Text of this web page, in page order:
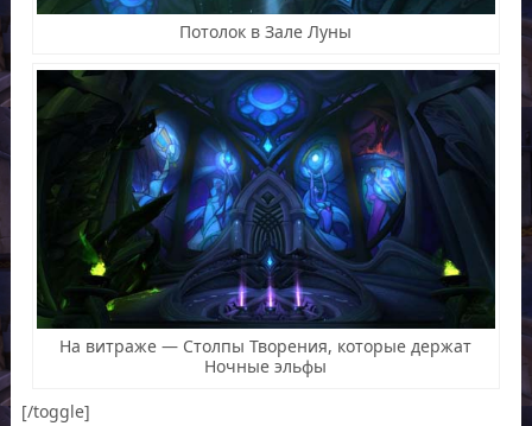
Потолок в Зале Луны
На витраже — Столпы Творения, которые держат
Ночные эльфы
[/toggle]